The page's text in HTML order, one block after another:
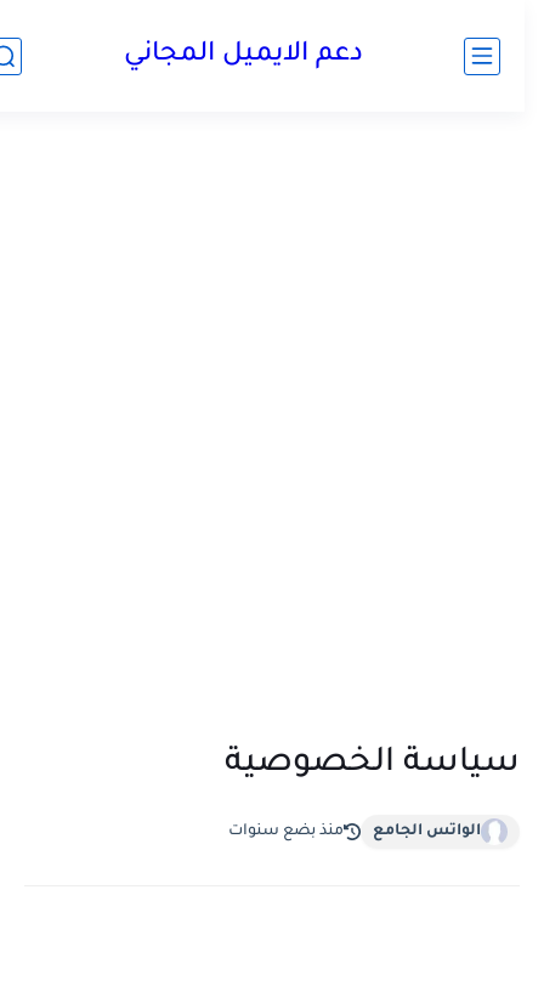
دعم الايميل المجاني
سياسة الخصوصية
الواتس الجامع منذ بضع سنوات